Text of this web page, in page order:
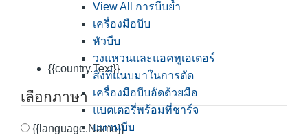
{{country.Text}}
เลือกภาษา
{{language.Name}}
View All การบีบย้ำ
เครื่องมือบีบ
หัวบีบ
วงแหวนและแอคทูเอเตอร์
สิ่งที่แนบมาในการตัด
เครื่องมือบีบอัดด้วยมือ
แบตเตอรี่พร้อมที่ชาร์จ
แหวนบีบ